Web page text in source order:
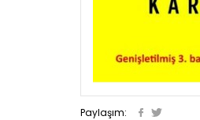
Paylaşım: